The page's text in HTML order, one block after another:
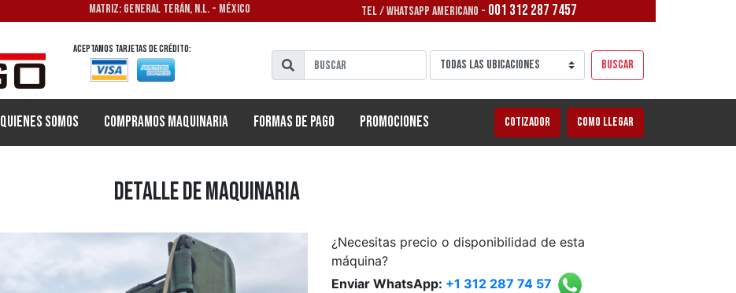
MATRIZ: GENERAL TERÁN, N.L. - MÉXICO TEL / WHATSAPP AMERICANO - 001 312 287 7457
Aceptamos tarjetas de crédito:
Buscar
Quienes Somos Compramos Maquinaria Formas de Pago Promociones Cotizador Como llegar
Detalle de Maquinaria
¿Necesitas precio o disponibilidad de esta
máquina?
Enviar WhatsApp: +1 312 287 74 57